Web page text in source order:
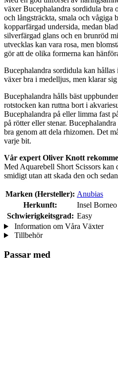
växer Bucephalandra sordidula bra
och långsträckta, smala och vågiga
kopparfärgad undersida, medan
silverfärgad glans och en brunröd
utvecklas kan vara rosa, men
gör att de olika formerna kan
Bucephalandra sordidula kan
växer bra i medelljus, men klarar
Bucephalandra hålls bäst
rotstocken kan ruttna bort i
Bucephalandra på eller limma fast
på rötter eller stenar.
bra genom att dela rhizomen. Det
varje bit.
Vår expert Oliver Knott
Med Aquarebell Short Scissors kan
smidigt utan att skada den och
Marken (Hersteller): Anubias
Herkunft:
Insel Borneo
Schwierigkeitsgrad: Easy
Information om Våra Växter
Tillbehör
Passar med